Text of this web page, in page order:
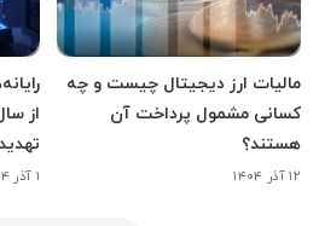
مالیات ارز دیجیتال چیست و چه
کسانی مشمول پرداخت آن
هستند؟
۱۲ آذر ۱۴۰۴ ۱ آذر ۱۴۰۴